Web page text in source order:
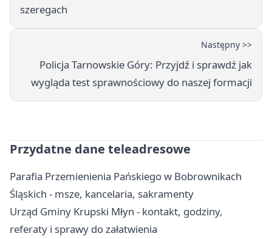
szeregach
Następny >>
Policja Tarnowskie Góry: Przyjdź i sprawdź jak
wygląda test sprawnościowy do naszej formacji
Przydatne dane teleadresowe
Parafia Przemienienia Pańskiego w Bobrownikach
Śląskich - msze, kancelaria, sakramenty
Urząd Gminy Krupski Młyn - kontakt, godziny,
referaty i sprawy do załatwienia